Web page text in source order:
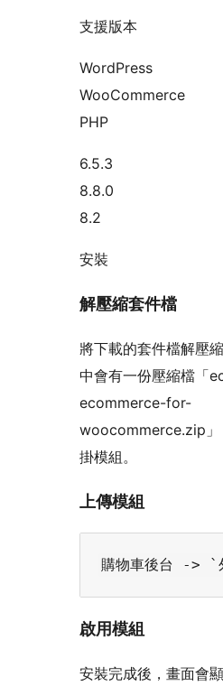
支援版本
WordPress
WooCommerce
PHP
6.5.3
8.8.0
8.2
安裝
解壓縮套件檔
將下載的套件檔解壓
中會有一份壓縮檔「
ecommerce-for-
woocommerce.zip」
掛模組。
上傳模組
啟用模組
安裝完成後，畫面會